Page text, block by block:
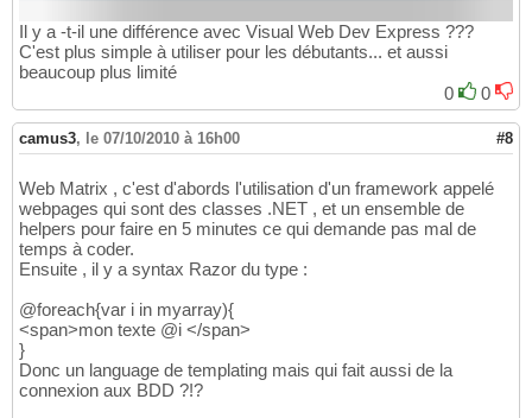
Il y a -t-il une différence avec Visual Web Dev Express ???
C'est plus simple à utiliser pour les débutants... et aussi
beaucoup plus limité
0
0
camus3, le 07/10/2010 à 16h00 #8
Web Matrix , c'est d'abords l'utilisation d'un framework appelé
webpages qui sont des classes .NET , et un ensemble de
helpers pour faire en 5 minutes ce qui demande pas mal de
temps à coder.
Ensuite , il y a syntax Razor du type :
@foreach{var i in myarray){
<span>mon texte @i </span>
}
Donc un language de templating mais qui fait aussi de la
connexion aux BDD ?!?